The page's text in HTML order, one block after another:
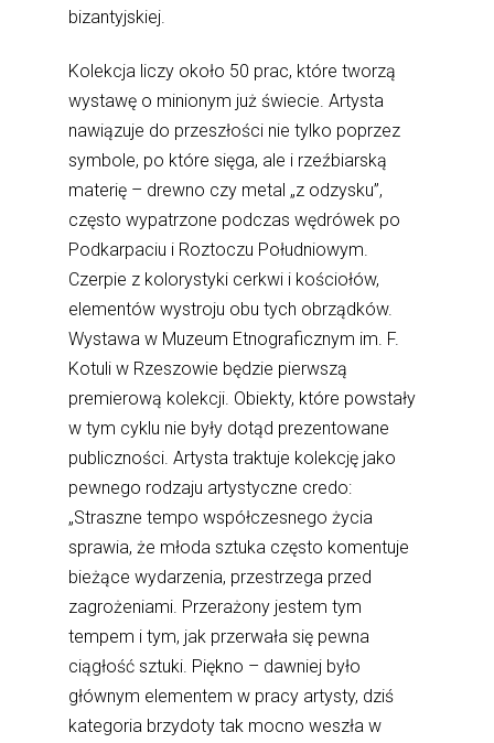
bizantyjskiej.
Kolekcja liczy około 50 prac, które tworzą
wystawę o minionym już świecie. Artysta
nawiązuje do przeszłości nie tylko poprzez
symbole, po które sięga, ale i rzeźbiarską
materię – drewno czy metal „z odzysku”,
często wypatrzone podczas wędrówek po
Podkarpaciu i Roztoczu Południowym.
Czerpie z kolorystyki cerkwi i kościołów,
elementów wystroju obu tych obrządków.
Wystawa w Muzeum Etnograficznym im. F.
Kotuli w Rzeszowie będzie pierwszą
premierową kolekcji. Obiekty, które powstały
w tym cyklu nie były dotąd prezentowane
publiczności. Artysta traktuje kolekcję jako
pewnego rodzaju artystyczne credo:
„Straszne tempo współczesnego życia
sprawia, że młoda sztuka często komentuje
bieżące wydarzenia, przestrzega przed
zagrożeniami. Przerażony jestem tym
tempem i tym, jak przerwała się pewna
ciągłość sztuki. Piękno – dawniej było
głównym elementem w pracy artysty, dziś
kategoria brzydoty tak mocno weszła w